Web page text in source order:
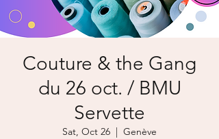
Couture & the Gang
du 26 oct. / BMU
Servette
Sat, Oct 26
  |
Genève